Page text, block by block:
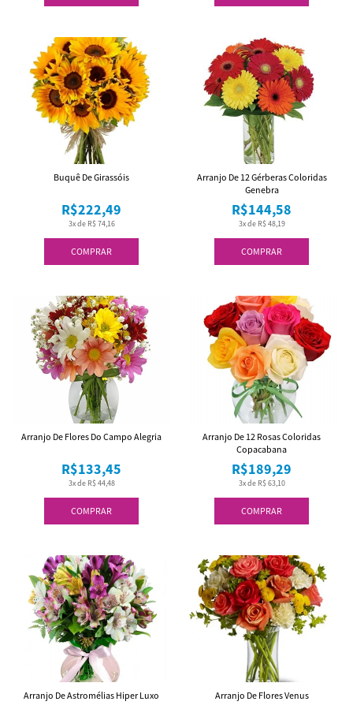
COMPRAR
3x de R$ 74,16
R$222,49
Buquê De Girassóis
COMPRAR
3x de R$ 48,19
R$144,58
Arranjo De 12 Gérberas Coloridas
Genebra
COMPRAR
3x de R$ 44,48
R$133,45
Arranjo De Flores Do Campo Alegria
COMPRAR
3x de R$ 63,10
R$189,29
Arranjo De 12 Rosas Coloridas
Copacabana
Arranjo De Astromélias Hiper Luxo Arranjo De Flores Venus